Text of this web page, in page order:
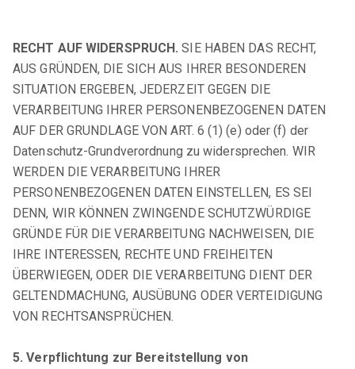
RECHT AUF WIDERSPRUCH. SIE HABEN DAS RECHT,
AUS GRÜNDEN, DIE SICH AUS IHRER BESONDEREN
SITUATION ERGEBEN, JEDERZEIT GEGEN DIE
VERARBEITUNG IHRER PERSONENBEZOGENEN DATEN
AUF DER GRUNDLAGE VON ART. 6 (1) (e) oder (f) der
Datenschutz-Grundverordnung zu widersprechen. WIR
WERDEN DIE VERARBEITUNG IHRER
PERSONENBEZOGENEN DATEN EINSTELLEN, ES SEI
DENN, WIR KÖNNEN ZWINGENDE SCHUTZWÜRDIGE
GRÜNDE FÜR DIE VERARBEITUNG NACHWEISEN, DIE
IHRE INTERESSEN, RECHTE UND FREIHEITEN
ÜBERWIEGEN, ODER DIE VERARBEITUNG DIENT DER
GELTENDMACHUNG, AUSÜBUNG ODER VERTEIDIGUNG
VON RECHTSANSPRÜCHEN.
5. Verpflichtung zur Bereitstellung von